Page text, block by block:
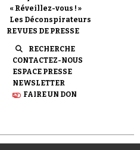
« Réveillez-vous ! »
Les Déconspirateurs
REVUES DE PRESSE
RECHERCHE
CONTACTEZ-NOUS
ESPACE PRESSE
NEWSLETTER
FAIRE UN DON